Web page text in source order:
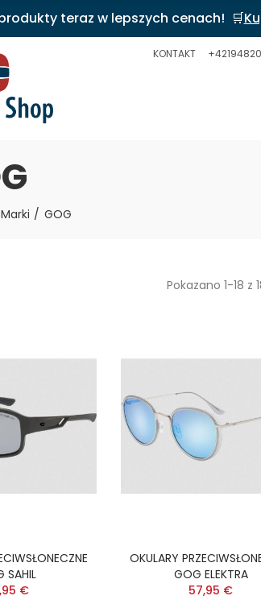
teraz w lepszych cenach! 🛒
KONTAKT
Marki GOG
Pokazano 1-18 z
SAHIL
€
OKULARY
GOG ELEKTRA
57,95 €